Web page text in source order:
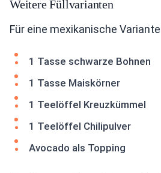
Weitere Füllvarianten
Für eine mexikanische
1 Tasse schwarze Bohnen
1 Tasse Maiskörner
1 Teelöffel Kreuzkümmel
1 Teelöffel Chilipulver
Avocado als Topping